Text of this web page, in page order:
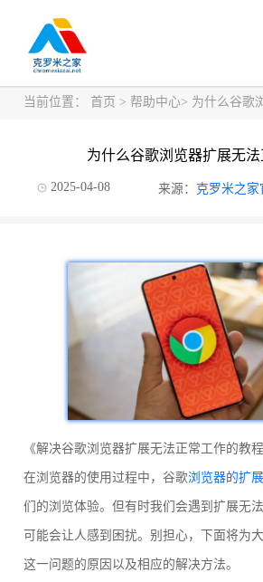
当前位置： 首页 > 帮助中心> 为什么谷歌浏
为什么谷歌浏览器扩展无
2025-04-08 来源： 克罗米之家
《解决谷歌浏览器扩展无法正常工作的教程
在浏览器的使用过程中，谷歌浏览器的扩
们的浏览体验。但有时我们会遇到扩展无
可能会让人感到困扰。别担心，下面将为
这一问题的原因以及相应的解决方法。